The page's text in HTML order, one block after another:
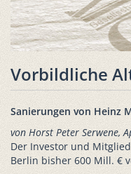
Vorbildliche
Sanierungen von Heinz
von Horst Peter Serwene,
Der Investor und
Berlin bisher 600 Mill. €